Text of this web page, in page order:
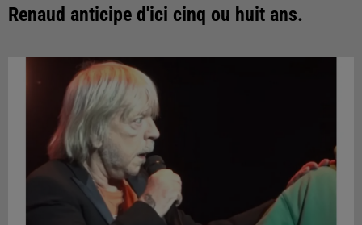
Renaud anticipe d'ici cinq ou huit ans.